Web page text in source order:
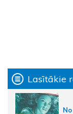
Lasītākie